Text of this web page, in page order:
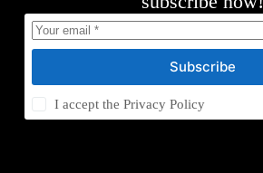
Subscribe
I accept thePrivacy Policy